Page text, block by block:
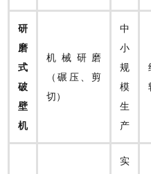
​研
磨
式
破
壁
机​
机械研磨
（碾压、剪
切）
中
小
规
模
生
产
实